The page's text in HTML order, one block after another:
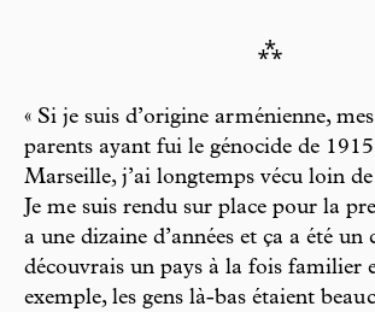
⁂
« Si je suis d’origine arménienne,
parents ayant fui le génocide de
Marseille, j’ai longtemps vécu loin
Je me suis rendu sur place pour la
a une dizaine d’années et ça a été un
découvrais un pays à la fois familier
exemple, les gens là-bas étaient beau